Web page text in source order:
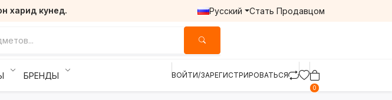
харид кунед. Русский Стать Продавцом
БРЕНДЫ ВОЙТИ/ЗАРЕГИСТРИРОВАТЬСЯ
0